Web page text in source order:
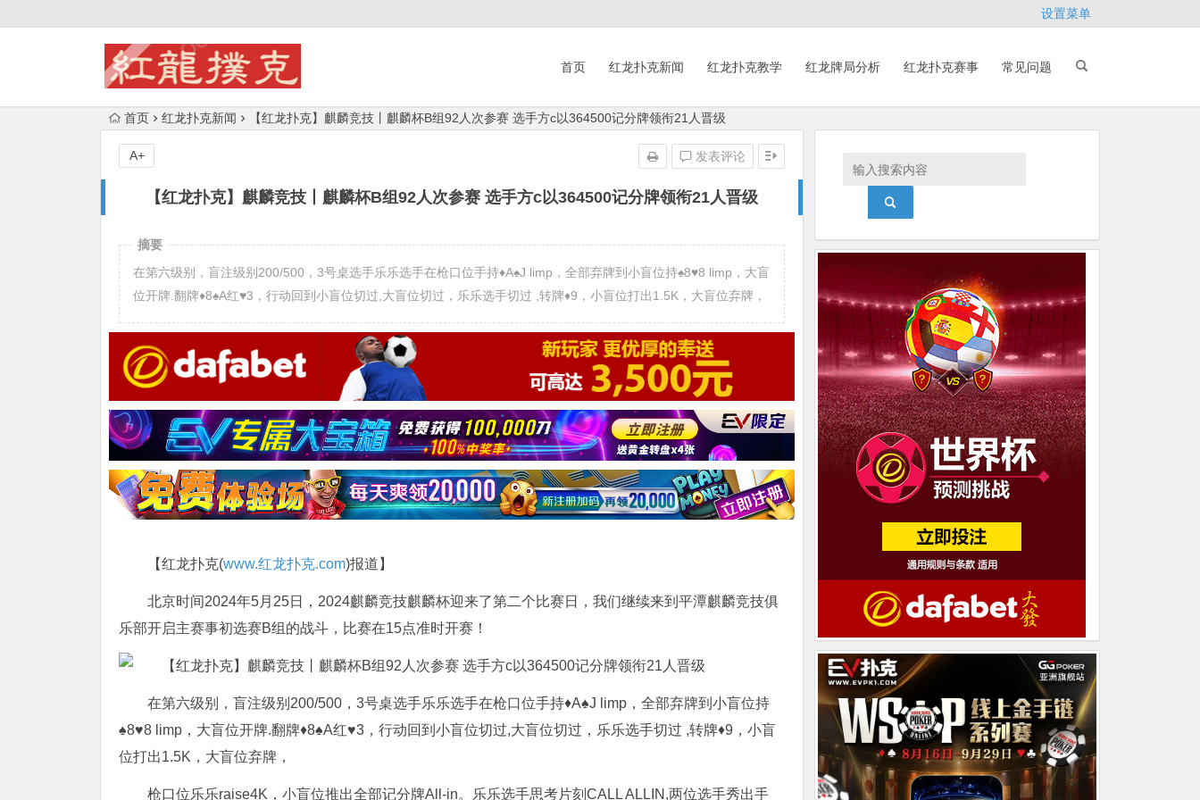
设置菜单
首页 红龙扑克新闻 红龙扑克教学 红龙牌局分析 红龙扑克赛事 常见问题
首页 红龙扑克新闻 【红龙扑克】麒麟竞技丨麒麟杯B组92人次参赛 选手方c以364500记分牌领衔21人晋级
【红龙扑克】麒麟竞技丨麒麟杯B组92人次参赛 选手方c以364500记分牌领衔21人晋级
发表评论
A+
摘要
在第六级别，盲注级别200/500，3号桌选手乐乐选手在枪口位手持♦️A♠️J limp，全部弃牌到小盲位持♠️8♥️8 limp，大盲
位开牌.翻牌♦️8♠️A红♥️3，行动回到小盲位切过,大盲位切过，乐乐选手切过 ,转牌♦️9，小盲位打出1.5K，大盲位弃牌，
【红龙扑克(www.红龙扑克.com)报道】
北京时间2024年5月25日，2024麒麟竞技麒麟杯迎来了第二个比赛日，我们继续来到平潭麒麟竞技俱
乐部开启主赛事初选赛B组的战斗，比赛在15点准时开赛！
在第六级别，盲注级别200/500，3号桌选手乐乐选手在枪口位手持♦️A♠️J limp，全部弃牌到小盲位持
♠️8♥️8 limp，大盲位开牌.翻牌♦️8♠️A红♥️3，行动回到小盲位切过,大盲位切过，乐乐选手切过 ,转牌♦️9，小盲
位打出1.5K，大盲位弃牌，
枪口位乐乐raise4K，小盲位推出全部记分牌All-in。乐乐选手思考片刻CALL ALLIN,两位选手秀出手